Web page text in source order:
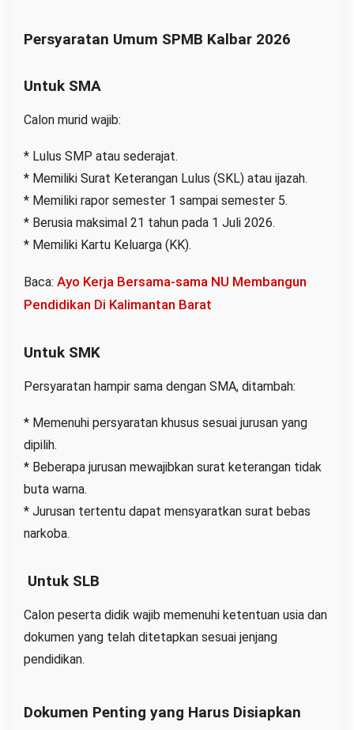
Persyaratan Umum SPMB Kalbar 2026
Untuk SMA
Calon murid wajib:
* Lulus SMP atau sederajat.
* Memiliki Surat Keterangan Lulus (SKL) atau ijazah.
* Memiliki rapor semester 1 sampai semester 5.
* Berusia maksimal 21 tahun pada 1 Juli 2026.
* Memiliki Kartu Keluarga (KK).
Baca: Ayo Kerja Bersama-sama NU Membangun
Pendidikan Di Kalimantan Barat
Untuk SMK
Persyaratan hampir sama dengan SMA, ditambah:
* Memenuhi persyaratan khusus sesuai jurusan yang
dipilih.
* Beberapa jurusan mewajibkan surat keterangan tidak
buta warna.
* Jurusan tertentu dapat mensyaratkan surat bebas
narkoba.
Untuk SLB
Calon peserta didik wajib memenuhi ketentuan usia dan
dokumen yang telah ditetapkan sesuai jenjang
pendidikan.
Dokumen Penting yang Harus Disiapkan